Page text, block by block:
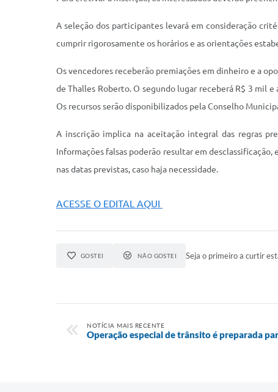
A seleção dos participantes levará em consideração
cumprir rigorosamente os horários e as orientações
Os vencedores receberão premiações em dinheiro e a
de Thalles Roberto. O segundo lugar receberá R$ 3 mil
Os recursos serão disponibilizados pela Conselho
A inscrição implica na aceitação integral das regras
Informações falsas poderão resultar em
nas datas previstas, caso haja necessidade.
ACESSE O EDITAL AQUI
GOSTEI NÃO GOSTEI Seja o primeiro a curtir
NOTÍCIA MAIS RECENTE
Operação especial de trânsito é preparada